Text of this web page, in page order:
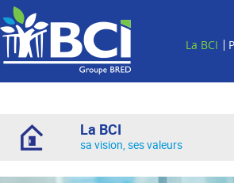
La BCI
La BCI
sa vision, ses valeurs